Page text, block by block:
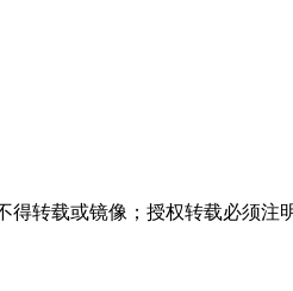
转载或镜像；授权转载必须注